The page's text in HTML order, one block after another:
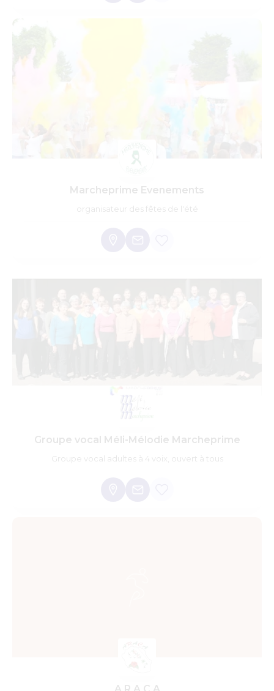
Marcheprime Evenements
organisateur des fêtes de l'été
Groupe vocal Méli-Mélodie Marcheprime
Groupe vocal adultes à 4 voix, ouvert à tous